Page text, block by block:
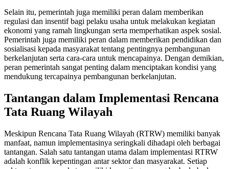
Selain itu, pemerintah juga memiliki peran dalam memberikan
regulasi dan insentif bagi pelaku usaha untuk melakukan kegiatan
ekonomi yang ramah lingkungan serta memperhatikan aspek sosial.
Pemerintah juga memiliki peran dalam memberikan pendidikan dan
sosialisasi kepada masyarakat tentang pentingnya pembangunan
berkelanjutan serta cara-cara untuk mencapainya. Dengan demikian,
peran pemerintah sangat penting dalam menciptakan kondisi yang
mendukung tercapainya pembangunan berkelanjutan.
Tantangan dalam Implementasi Rencana
Tata Ruang Wilayah
Meskipun Rencana Tata Ruang Wilayah (RTRW) memiliki banyak
manfaat, namun implementasinya seringkali dihadapi oleh berbagai
tantangan. Salah satu tantangan utama dalam implementasi RTRW
adalah konflik kepentingan antar sektor dan masyarakat. Setiap